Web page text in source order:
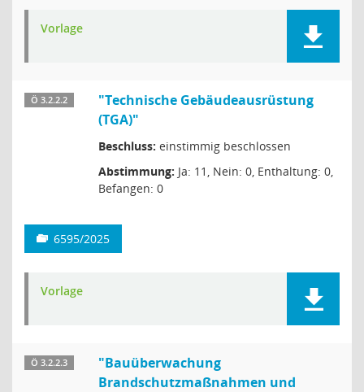
Vorlage
Ö 3.2.2.2
"Technische Gebäudeausrüstung
(TGA)"
Beschluss: einstimmig beschlossen
Abstimmung: Ja: 11, Nein: 0, Enthaltung: 0,
Befangen: 0
6595/2025
Vorlage
Ö 3.2.2.3
"Bauüberwachung
Brandschutzmaßnahmen und